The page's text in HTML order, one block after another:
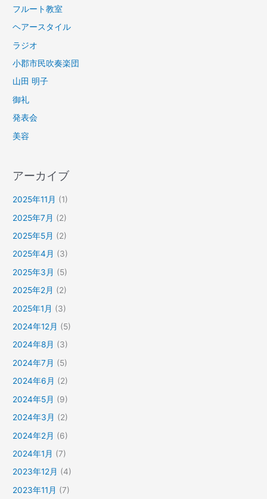
フルート教室
ヘアースタイル
ラジオ
小郡市民吹奏楽団
山田 明子
御礼
発表会
美容
アーカイブ
2025年11月 (1)
2025年7月 (2)
2025年5月 (2)
2025年4月 (3)
2025年3月 (5)
2025年2月 (2)
2025年1月 (3)
2024年12月 (5)
2024年8月 (3)
2024年7月 (5)
2024年6月 (2)
2024年5月 (9)
2024年3月 (2)
2024年2月 (6)
2024年1月 (7)
2023年12月 (4)
2023年11月 (7)